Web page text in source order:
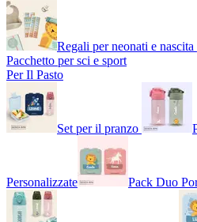
Regali per neonati e
Pacchetto per sci e sport
Per Il Pasto
Set per il pranzo
Personalizzate Pack Duo